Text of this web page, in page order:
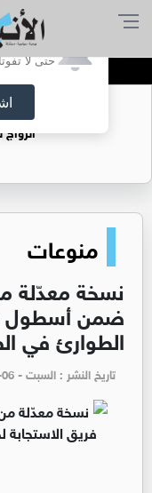
حتى لا
منوعات
نسخة معدّلة
ضمن أسطول
الطوارئ في
تاريخ النشر : السبت - am 12:19 | 2018-10-06